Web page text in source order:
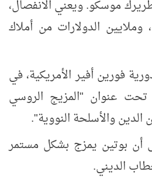
موسكو. ويعني الانفصال،
وملايين الدولارات من أملاك
فورين أفير الأمريكية، في
عنوان "المزيج الروسي
الدين والأسلحة النووية".
أن بوتين يمزج بشكل مستمر
الديني.